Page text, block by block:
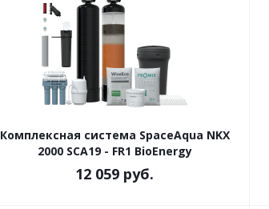
Комплексная система SpaceAqua NKX
2000 SCA19 - FR1 BioEnergy
12 059 руб.